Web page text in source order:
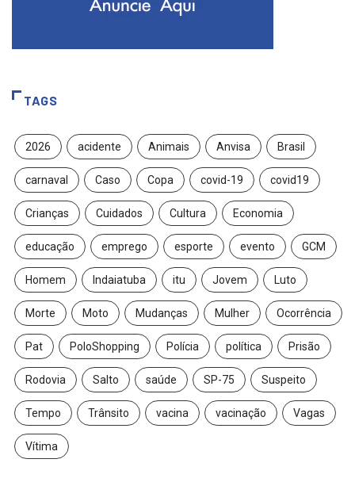
TAGS
2026 acidente Animais Anvisa Brasil
carnaval Caso Copa covid-19 covid19
Crianças Cuidados Cultura Economia
educação emprego esporte evento GCM
Homem Indaiatuba itu Jovem Luto
Morte Moto Mudanças Mulher Ocorrência
Pat PoloShopping Polícia política Prisão
Rodovia Salto saúde SP-75 Suspeito
Tempo Trânsito vacina vacinação Vagas
Vítima